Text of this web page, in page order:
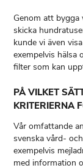
Genom att bygga
skicka
kunde vi även
exempelvis hälsa
PÅ VILKET
KRITERIERNA
Vår omfattande
svenska vård-
exempelvis
med information